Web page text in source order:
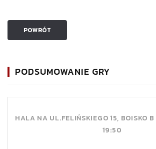
POWRÓT
PODSUMOWANIE GRY
HALA NA UL.FELIŃSKIEGO 15, BOISKO
19:50